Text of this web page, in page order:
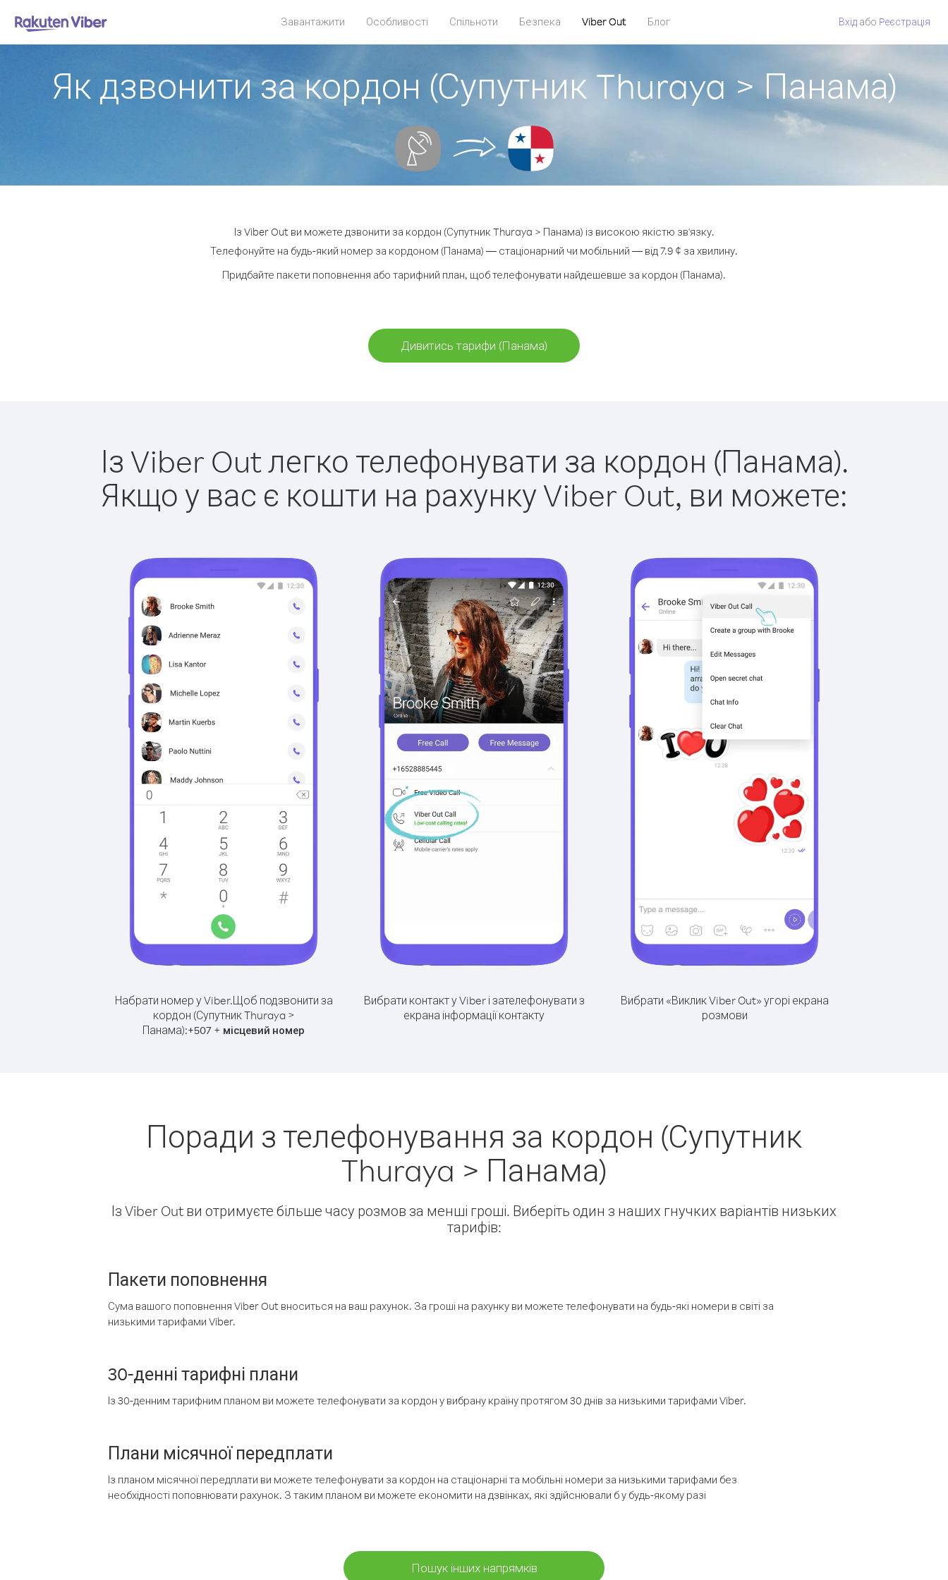
Завантажити Особливості Спільноти Безпека Viber Out Блог Вхід або Pеєстрація
Як дзвонити за кордон (Супутник Thuraya > Панама)
Із Viber Out ви можете дзвонити за кордон (Супутник Thuraya > Панама) із високою якістю зв'язку.
Телефонуйте на будь-який номер за кордоном (Панама) — стаціонарний чи мобільний — від 7.9 ¢ за хвилину.
Придбайте пакети поповнення або тарифний план, щоб телефонувати найдешевше за кордон (Панама).
Дивитись тарифи (Панама)
Із Viber Out легко телефонувати за кордон (Панама).
Якщо у вас є кошти на рахунку Viber Out, ви можете:
Набрати номер у Viber.Щоб подзвонити за
кордон (Супутник Thuraya >
Панама):+507 + місцевий номер
Вибрати контакт у Viber і зателефонувати з
екрана інформації контакту
Вибрати «Виклик Viber Out» угорі екрана
розмови
Поради з телефонування за кордон (Супутник
Thuraya > Панама)
Із Viber Out ви отримуєте більше часу розмов за менші гроші. Виберіть один з наших гнучких варіантів низьких
тарифів:
Пакети поповнення
Сума вашого поповнення Viber Out вноситься на ваш рахунок. За гроші на рахунку ви можете телефонувати на будь-які номери в світі за
низькими тарифами Viber.
30-денні тарифні плани
Із 30-денним тарифним планом ви можете телефонувати за кордон у вибрану країну протягом 30 днів за низькими тарифами Viber.
Плани місячної передплати
Із планом місячної передплати ви можете телефонувати за кордон на стаціонарні та мобільні номери за низькими тарифами без
необхідності поповнювати рахунок. З таким планом ви можете економити на дзвінках, які здійснювали б у будь-якому разі
Пошук інших напрямків